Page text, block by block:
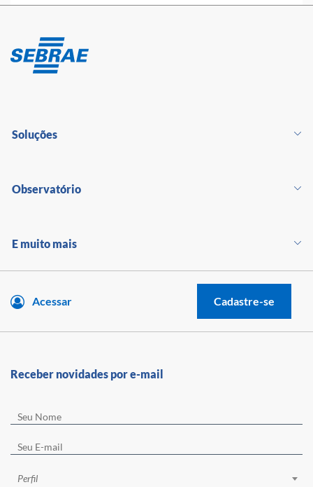
Soluções
Observatório
E muito mais
Acessar Cadastre-se
Receber novidades por e-mail
Perfil